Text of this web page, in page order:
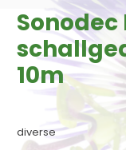
10m
diverse